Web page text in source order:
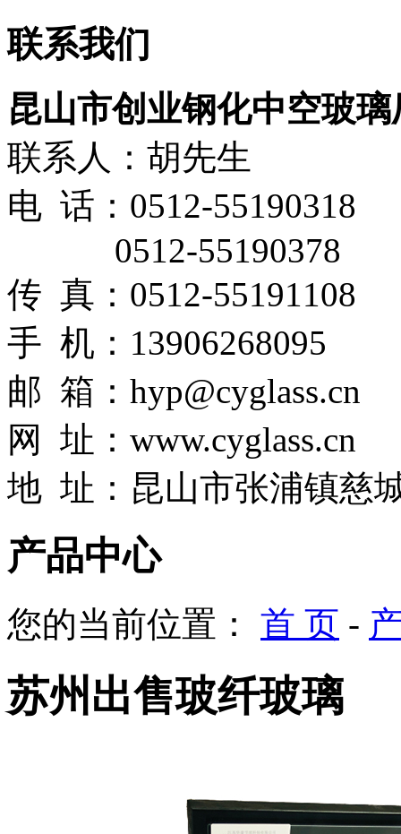
联系我们
昆山市创业钢化中空玻璃
联系人：胡先生
电 话：0512-55190318
0512-55190378
传 真：0512-55191108
手 机：13906268095
邮 箱：hyp@cyglass.cn
网
址： www.cyglass.cn
地 址：昆山市张浦镇慈
产品中心
您的当前位置： 首 页 -
苏州出售玻纤玻璃